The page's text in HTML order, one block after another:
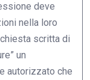
deve
nella loro
scritta di
un
autorizzato che